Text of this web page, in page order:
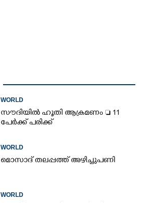
WORLD
സൗദിയിൽ ഹൂതി ആക്രമണം  11
പേർക്ക് പരിക്ക്
WORLD
മൊസാദ് തലപ്പത്ത് അഴിച്ചുപണി
WORLD